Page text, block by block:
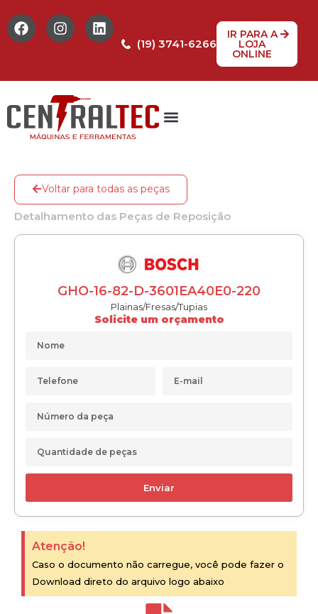
(19) 3741-6266
IR PARA A
LOJA
ONLINE
Voltar para todas as peças
Detalhamento das Peças de Reposição
GHO-16-82-D-3601EA40E0-220
Plainas/Fresas/Tupias
Solicite um orçamento
Enviar
Atenção!
Caso o documento não carregue, você pode fazer o
Download direto do arquivo logo abaixo